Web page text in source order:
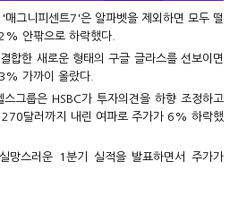
그니피센트7'은 알파벳을 제외하면 모두 떨
안팎으로 하락했다.
합한 새로운 형태의 구글 글라스를 선보이면
가까이 올랐다.
그룹은 HSBC가 투자의견을 하향 조정하고
달러까지 내린 여파로 주가가 6% 하락했
망스러운 1분기 실적을 발표하면서 주가가